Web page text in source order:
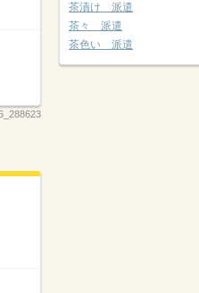
茶漬け 派遣
茶々 派遣
茶色い 派遣